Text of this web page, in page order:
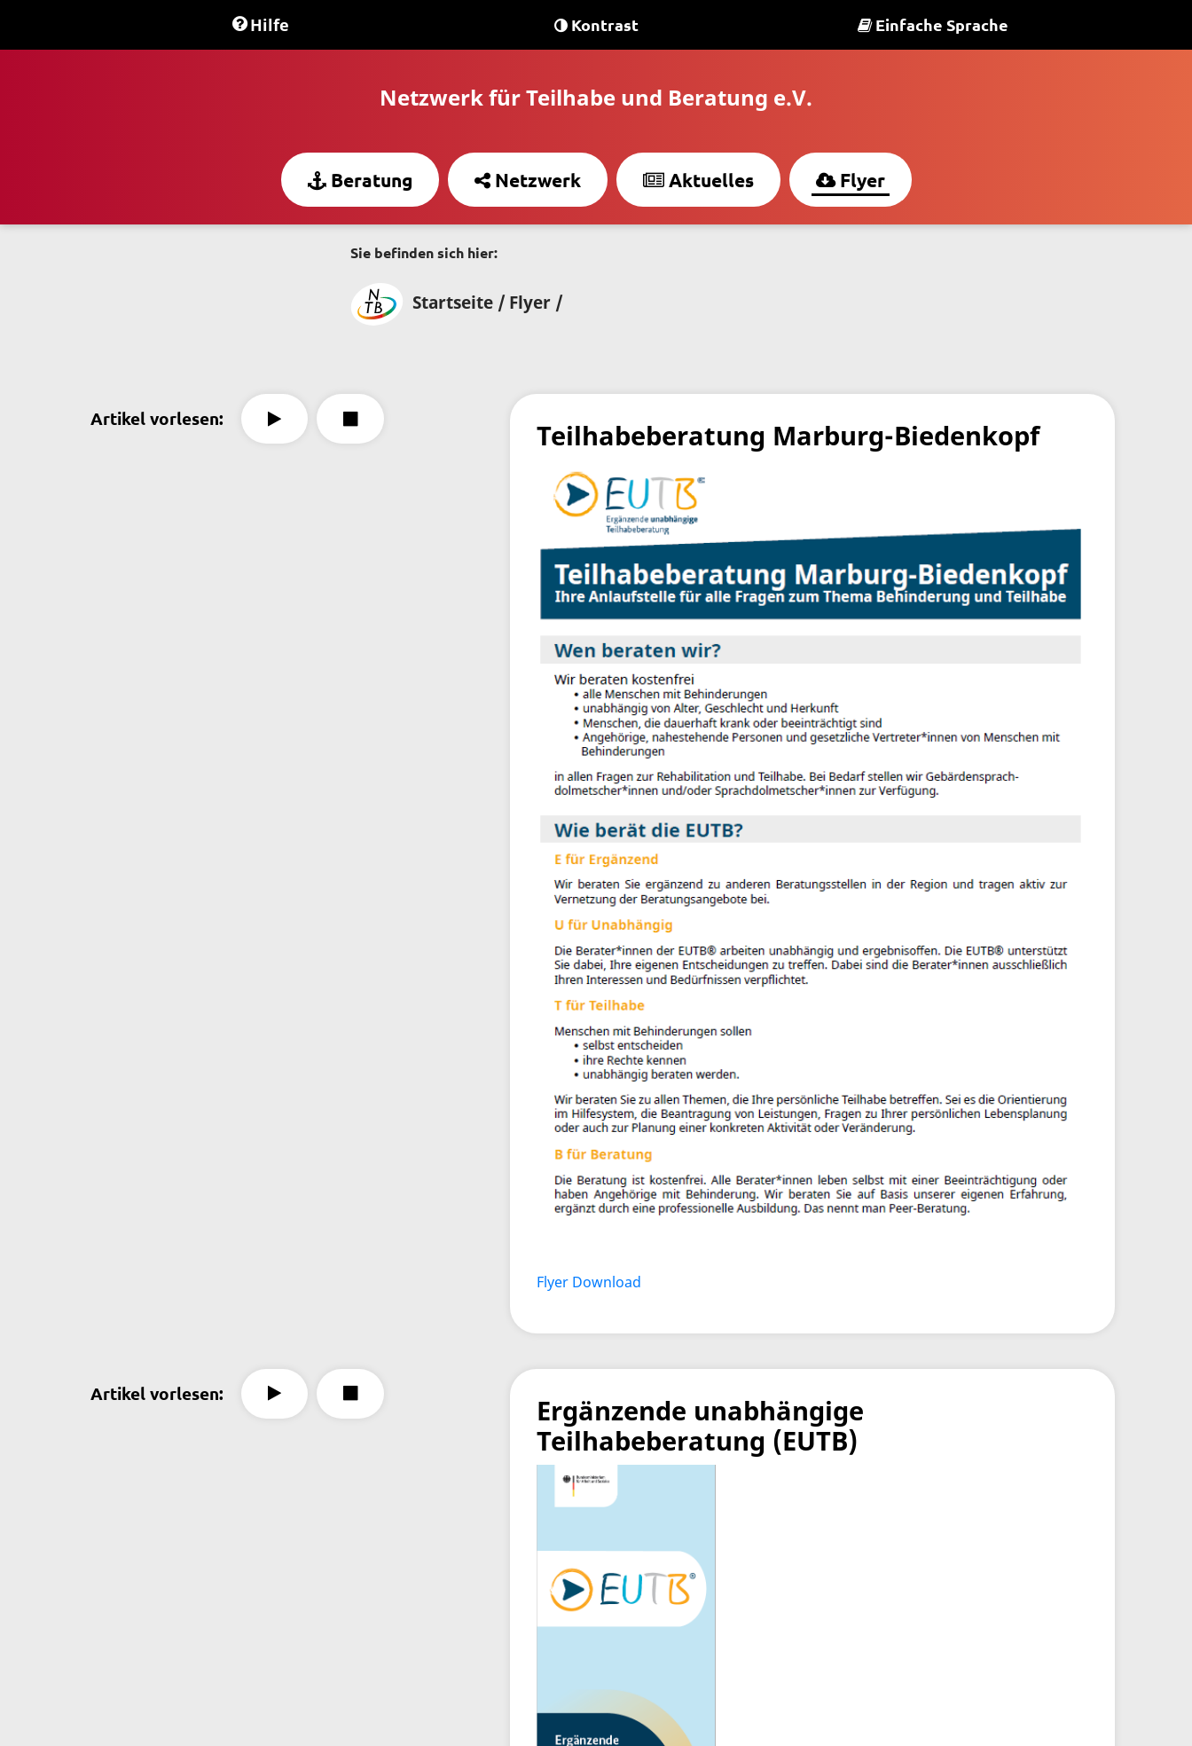
Hilfe Kontrast Einfache Sprache
Netzwerk für Teilhabe und Beratung e.V.
Beratung Netzwerk Aktuelles Flyer
Sie befinden sich hier:
Startseite / Flyer
Artikel vorlesen: Teilhabeberatung Marburg-Biedenkopf
Flyer Download
Artikel vorlesen:
Ergänzende unabhängige
Teilhabeberatung (EUTB)